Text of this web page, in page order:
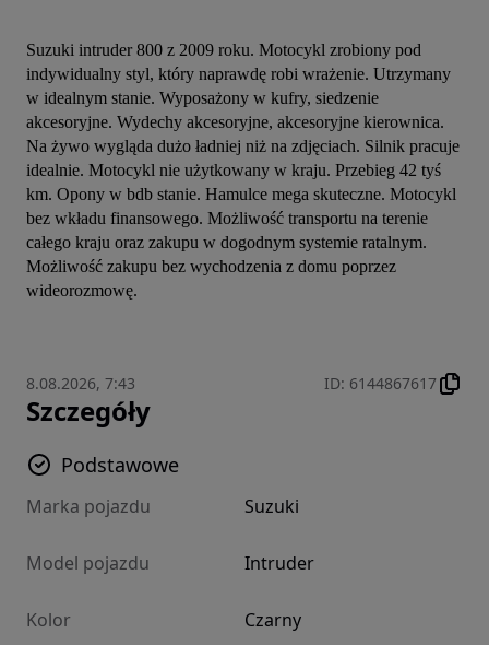
Suzuki intruder 800 z 2009 roku. Motocykl zrobiony pod
indywidualny styl, który naprawdę robi wrażenie. Utrzymany
w idealnym stanie. Wyposażony w kufry, siedzenie
akcesoryjne. Wydechy akcesoryjne, akcesoryjne kierownica.
Na żywo wygląda dużo ładniej niż na zdjęciach. Silnik pracuje
idealnie. Motocykl nie użytkowany w kraju. Przebieg 42 tyś
km. Opony w bdb stanie. Hamulce mega skuteczne. Motocykl
bez wkładu finansowego. Możliwość transportu na terenie
całego kraju oraz zakupu w dogodnym systemie ratalnym.
Możliwość zakupu bez wychodzenia z domu poprzez
wideorozmowę.
8.08.2026, 7:43 ID: 6144867617
Szczegóły
Podstawowe
Marka pojazdu Suzuki
Model pojazdu Intruder
Kolor Czarny